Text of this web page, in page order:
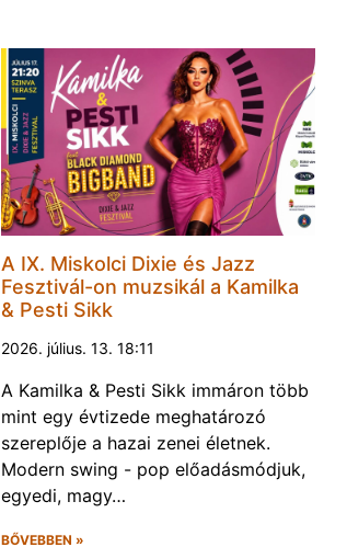
A IX. Miskolci Dixie és Jazz
Fesztivál-on muzsikál a Kamilka
& Pesti Sikk
2026. július. 13. 18:11
A Kamilka & Pesti Sikk immáron több
mint egy évtizede meghatározó
szereplője a hazai zenei életnek.
Modern swing - pop előadásmódjuk,
egyedi, magy…
BŐVEBBEN »